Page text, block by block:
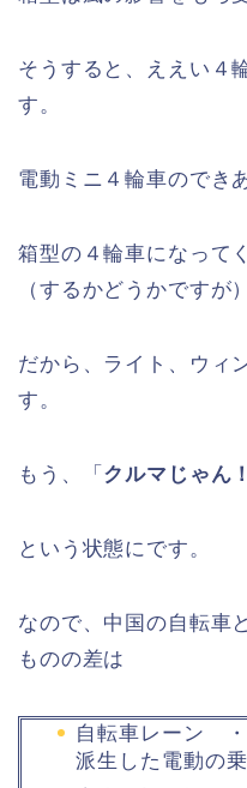
そうすると、ええい４
す。
電動ミニ４輪車のでき
箱型の４輪車になって
（するかどうかですが
だから、ライト、ウィ
す。
もう、「 クルマじゃん！
という状態にです。
なので、中国の自転車
ものの差は
自転車レーン
派生した電動の